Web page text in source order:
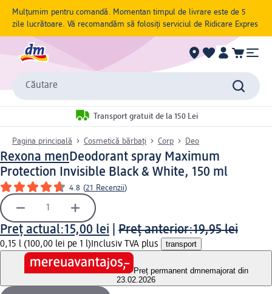
Mulțumim pentru comandă. Momentan timpul de livrare este de 5
zile lucrătoare. Vă recomandăm să folosiți serviciul de Ridicare Expres
Căutare
Transport gratuit de la 150 Lei
Pagina principală Cosmetică bărbați Corp Deo
Rexona menDeodorant spray Maximum
Protection Invisible Black & White, 150 ml
4.8 (21 Recenzii)
Preț actual:15,00 lei Preț anterior:19,95 lei
0,15 l (100,00 lei pe 1 l) Inclusiv TVA plus transport
Preț permanent dmnemajorat din
23.02.2026